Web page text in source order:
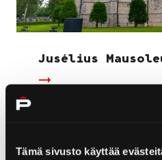
Tämä sivusto käyttää
Jusélius